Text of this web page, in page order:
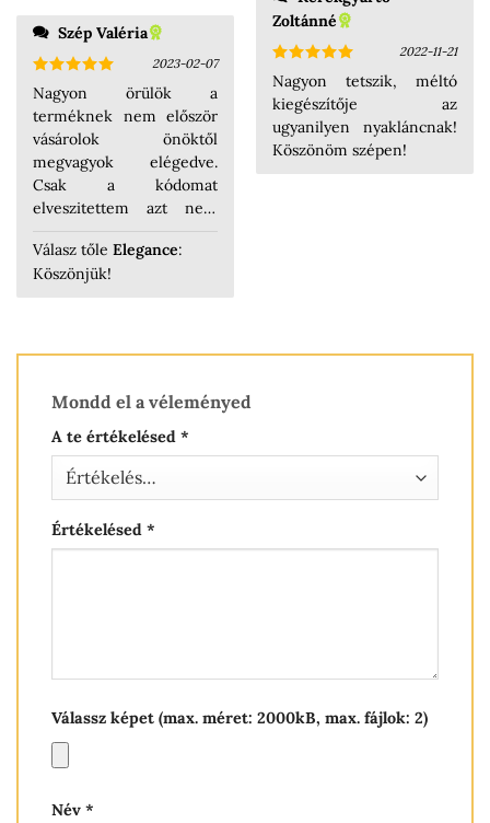
Szép Valéria
Értékelés:
5/ 5
2023-02-07
Nagyon örülök a
terméknek nem először
vásárolok önöktől
megvagyok elégedve.
Csak a kódomat
elveszitettem azt nem
vásárlásnál! Köszönöm
szépen Szép Vali
Válasz tőle Elegance:
Köszönjük!
Zoltánné
Értékelés:
5/ 5
2022-11-21
Nagyon tetszik, méltó
kiegészítője az
ugyanilyen nyakláncnak!
Köszönöm szépen!
Mondd el a véleményed
A te értékelésed *
Értékelésed *
Válassz képet (max. méret: 2000kB, max. fájlok: 2)
Név *